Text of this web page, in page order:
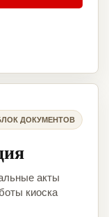
ДОКУМЕНТОВ
акты
киоска